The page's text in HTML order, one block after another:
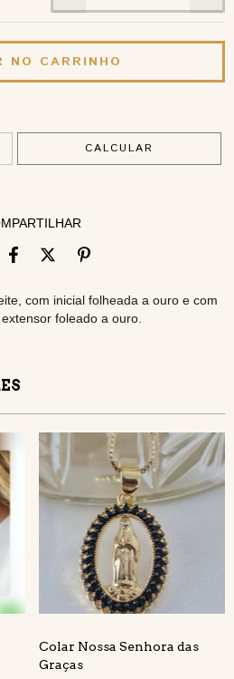
CALCULAR
com inicial folheada a ouro e com
foleado a ouro.
Colar Nossa Senhora das
Graças